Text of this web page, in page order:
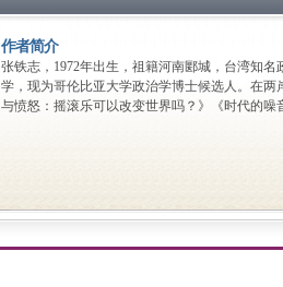
作者简介
张铁志，1972年出生，祖籍河南郾城，台湾知
学，现为哥伦比亚大学政治学博士候选人。在
与愤怒：摇滚乐可以改变世界吗？》《时代的噪